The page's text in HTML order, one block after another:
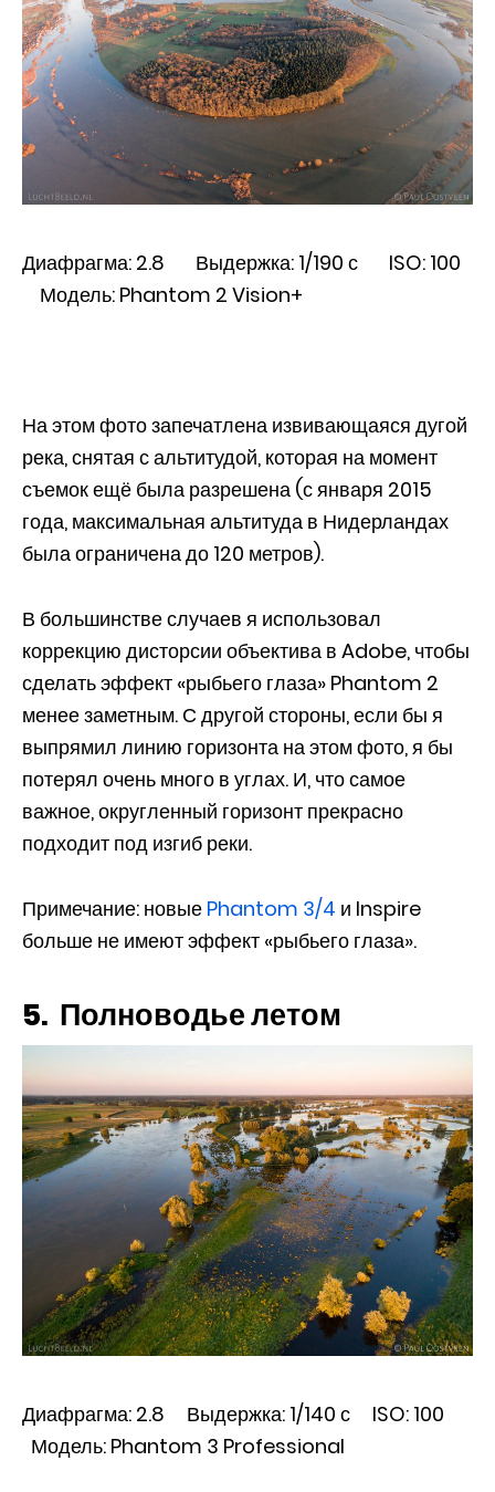
Диафрагма: 2.8 Выдержка: 1/190 с ISO: 100
Модель: Phantom 2 Vision+
На этом фото запечатлена извивающаяся дугой
река, снятая с альтитудой, которая на момент
съемок ещё была разрешена (с января 2015
года, максимальная альтитуда в Нидерландах
была ограничена до 120 метров).
В большинстве случаев я использовал
коррекцию дисторсии объектива в Adobe, чтобы
сделать эффект «рыбьего глаза» Phantom 2
менее заметным. С другой стороны, если бы я
выпрямил линию горизонта на этом фото, я бы
потерял очень много в углах. И, что самое
важное, округленный горизонт прекрасно
подходит под изгиб реки.
Примечание: новые Phantom 3/4 и Inspire
больше не имеют эффект «рыбьего глаза».
5. Полноводье летом
Диафрагма: 2.8 Выдержка: 1/140 с ISO: 100
Модель: Phantom 3 Professional